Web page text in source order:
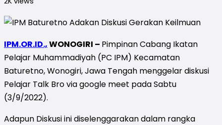
IPM.OR.ID.,WONOGIRI – Pimpinan Cabang Ikatan
Pelajar Muhammadiyah (PC IPM) Kecamatan
Baturetno, Wonogiri, Jawa Tengah menggelar diskusi
Pelajar Talk Bro via google meet pada Sabtu
(3/9/2022).
Adapun Diskusi ini diselenggarakan dalam rangka